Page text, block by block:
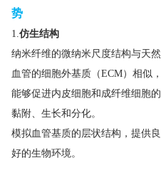
势
1. 仿生结构
纳米纤维的微纳米尺度结构与天然
血管的细胞外基质（ECM）相似，
能够促进内皮细胞和成纤维细胞的
黏附、生长和分化。
模拟血管基质的层状结构，提供良
好的生物环境。